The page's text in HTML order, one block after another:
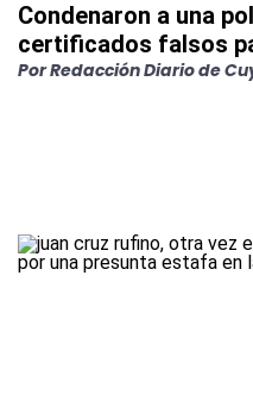
Condenaron a una
certificados falsos
PorRedacción Diario de